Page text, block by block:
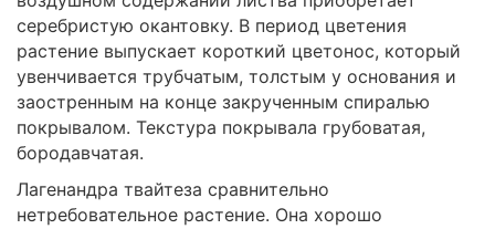
серебристую окантовку. В период цветения
растение выпускает короткий цветонос, который
увенчивается трубчатым, толстым у основания и
заостренным на конце закрученным спиралью
покрывалом. Текстура покрывала грубоватая,
бородавчатая.
Лагенандра твайтеза сравнительно
нетребовательное растение. Она хорошо